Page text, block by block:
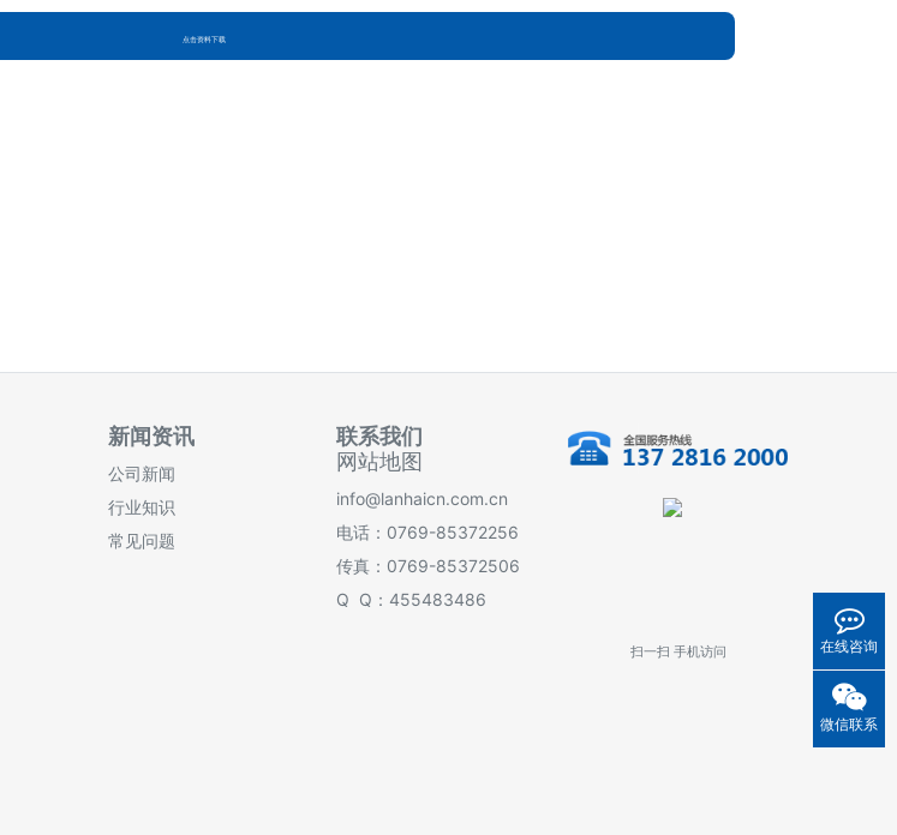
点击资料下载
新闻资讯
公司新闻
行业知识
常见问题
联系我们
网站地图
info@lanhaicn.com.cn
电话：0769-85372256
传真：0769-85372506
Q Q：455483486
扫一扫 手机访问 在线咨询
微信联系